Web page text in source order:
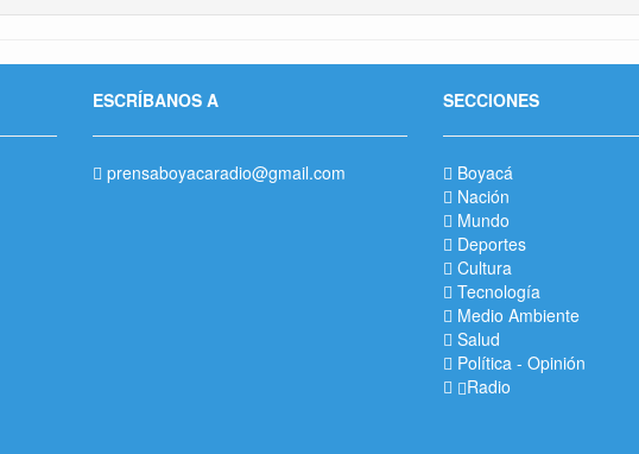
ESCRÍBANOS A
prensaboyacaradio@gmail.com
SECCIONES
Boyacá
Nación
Mundo
Deportes
Cultura
Tecnología
Medio Ambiente
Salud
Política - Opinión
Radio